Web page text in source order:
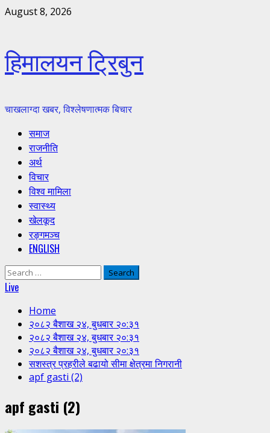
Skip
August 8, 2026
हिमालयन ट्रिबुन
चाखलाग्दा खबर, विश्लेषणात्मक बिचार
Primary
Menu
समाज
राजनीति
अर्थ
विचार
विश्व मामिला
स्वास्थ्य
खेलकूद
रङ्गमञ्च
ENGLISH
Search
for:
Live
Home
२०८२ बैशाख २४, बुधबार २०:३१
२०८२ बैशाख २४, बुधबार २०:३१
२०८२ बैशाख २४, बुधबार २०:३१
सशस्त्र प्रहरीले बढायो सीमा क्षेत्रमा निगरानी
apf gasti (2)
apf gasti (2)